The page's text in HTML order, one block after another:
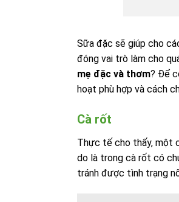
Sữa đặc sẽ giúp cho
đóng vai trò làm cho
mẹ đặc và thơm? Để
hoạt phù hợp và cách
Cà rốt
Thực tế cho thấy, một
do là trong cà rốt có
tránh được tình trạng